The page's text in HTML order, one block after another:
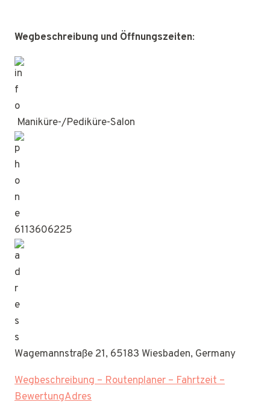
Wegbeschreibung und Öffnungszeiten:
Maniküre-/Pediküre-Salon
6113606225
Wagemannstraße 21, 65183 Wiesbaden, Germany
Wegbeschreibung – Routenplaner – Fahrtzeit –
BewertungAdres